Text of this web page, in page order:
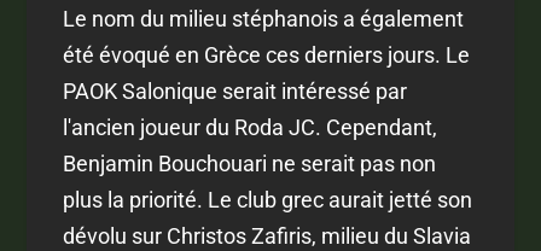
Le nom du milieu stéphanois a également
été évoqué en Grèce ces derniers jours. Le
PAOK Salonique serait intéressé par
l'ancien joueur du Roda JC. Cependant,
Benjamin Bouchouari ne serait pas non
plus la priorité. Le club grec aurait jetté son
dévolu sur Christos Zafiris, milieu du Slavia